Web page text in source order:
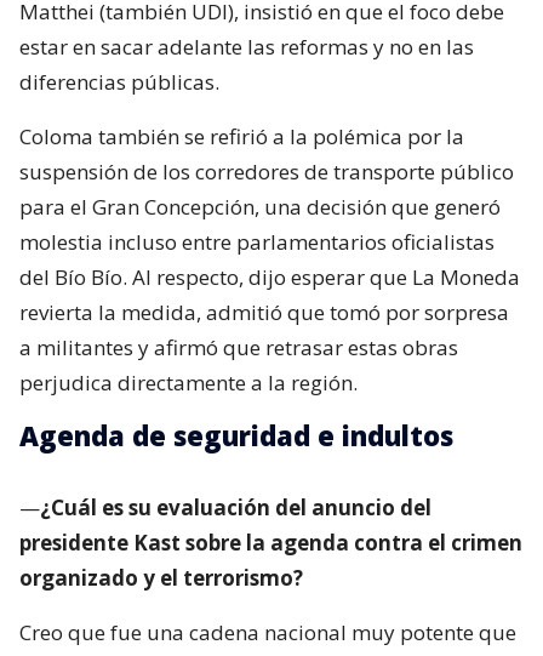
Matthei (también UDI), insistió en que el foco debe
estar en sacar adelante las reformas y no en las
diferencias públicas.
Coloma también se refirió a la polémica por la
suspensión de los corredores de transporte público
para el Gran Concepción, una decisión que generó
molestia incluso entre parlamentarios oficialistas
del Bío Bío. Al respecto, dijo esperar que La Moneda
revierta la medida, admitió que tomó por sorpresa
a militantes y afirmó que retrasar estas obras
perjudica directamente a la región.
Agenda de seguridad e indultos
—¿Cuál es su evaluación del anuncio del
presidente Kast sobre la agenda contra el crimen
organizado y el terrorismo?
Creo que fue una cadena nacional muy potente que